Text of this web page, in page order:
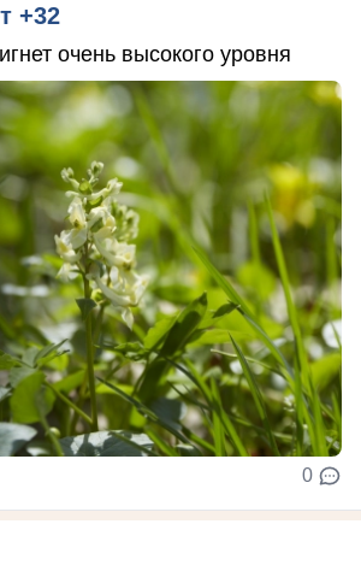
+32
очень высокого уровня
0